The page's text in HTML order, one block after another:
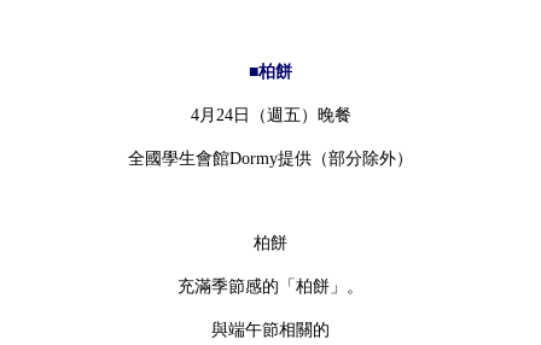
■柏餅
4月24日（週五）晚餐
全國學生會館Dormy提供（部分除外）
柏餅
充滿季節感的「柏餅」。
與端午節相關的